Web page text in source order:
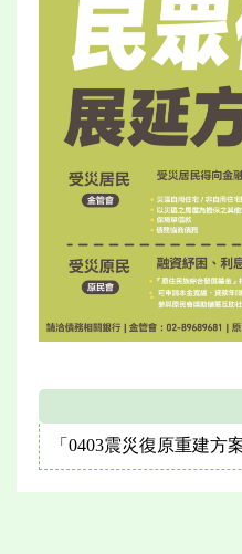
「0403震災復原重建方